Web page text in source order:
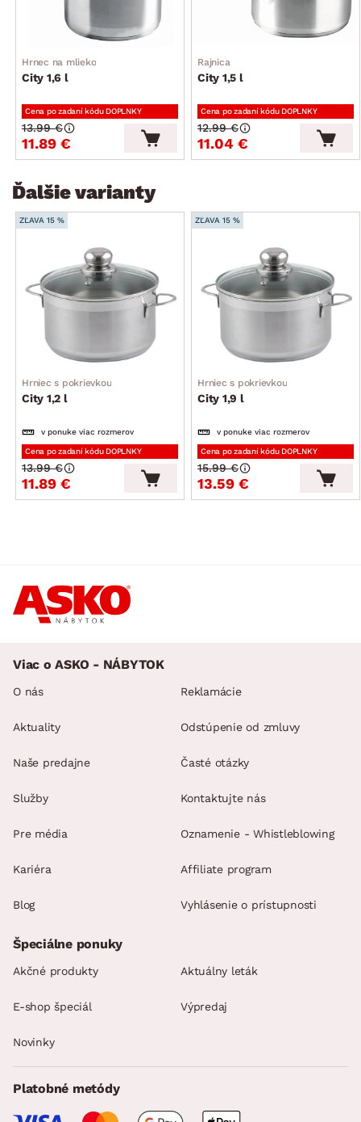
Hrnec na mlieko
City 1,6 l
Cena po zadaní kódu DOPLNKY
11.89 €
13.99 €
Rajnica
City 1,5 l
Cena po zadaní kódu DOPLNKY
11.04 €
12.99 €
Ďalšie varianty
ZĽAVA 15 %
Hrniec s pokrievkou
City 1,2 l
v ponuke viac rozmerov
Cena po zadaní kódu DOPLNKY
11.89 €
13.99 €
ZĽAVA 15 %
Hrniec s pokrievkou
City 1,9 l
v ponuke viac rozmerov
Cena po zadaní kódu DOPLNKY
13.59 €
15.99 €
Viac o ASKO - NÁBYTOK
O nás
Aktuality
Naše predajne
Služby
Pre média
Kariéra
Blog
Reklamácie
Odstúpenie od zmluvy
Časté otázky
Kontaktujte nás
Oznamenie - Whistleblowing
Affiliate program
Vyhlásenie o prístupnosti
Špeciálne ponuky
Akčné produkty Aktuálny leták
E-shop špeciál Výpredaj
Novinky
Platobné metódy